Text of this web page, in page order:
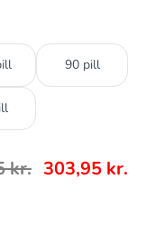
90 pill
kr. 303,95 kr.